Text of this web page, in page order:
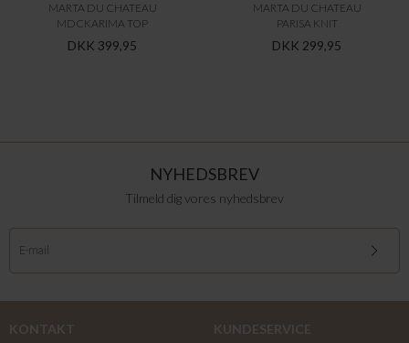
MARTA DU CHATEAU
MDCKARIMA TOP
DKK 399,95
MARTA DU CHATEAU
PARISA KNIT
DKK 299,95
NYHEDSBREV
Tilmeld dig vores nyhedsbrev
KONTAKT
KUNDESERVICE